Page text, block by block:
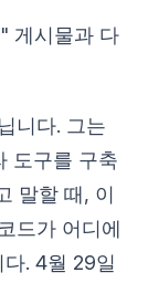
게시물과 다
니다. 그는
도구를 구축
말할 때, 이
드가 어디에
. 4월 29일